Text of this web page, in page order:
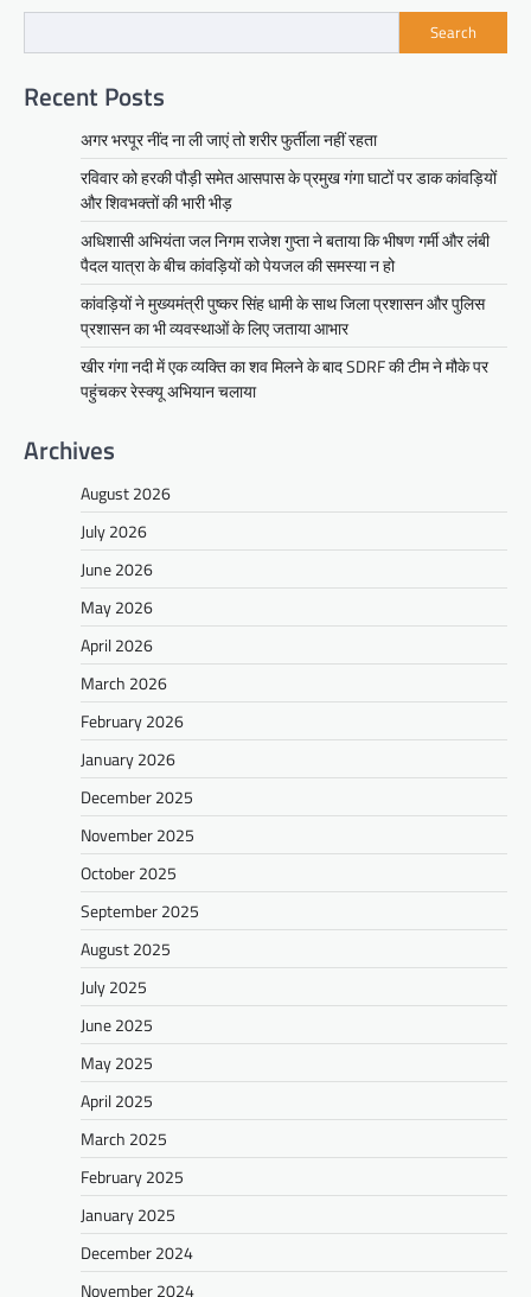
Search
Recent Posts
अगर भरपूर नींद ना ली जाएं तो शरीर फुर्तीला नहीं रहता
रविवार को हरकी पौड़ी समेत आसपास के प्रमुख गंगा घाटों पर डाक कांवड़ियों
और शिवभक्तों की भारी भीड़
अधिशासी अभियंता जल निगम राजेश गुप्ता ने बताया कि भीषण गर्मी और लंबी
पैदल यात्रा के बीच कांवड़ियों को पेयजल की समस्या न हो
कांवड़ियों ने मुख्यमंत्री पुष्कर सिंह धामी के साथ जिला प्रशासन और पुलिस
प्रशासन का भी व्यवस्थाओं के लिए जताया आभार
खीर गंगा नदी में एक व्यक्ति का शव मिलने के बाद SDRF की टीम ने मौके पर
पहुंचकर रेस्क्यू अभियान चलाया
Archives
August 2026
July 2026
June 2026
May 2026
April 2026
March 2026
February 2026
January 2026
December 2025
November 2025
October 2025
September 2025
August 2025
July 2025
June 2025
May 2025
April 2025
March 2025
February 2025
January 2025
December 2024
November 2024